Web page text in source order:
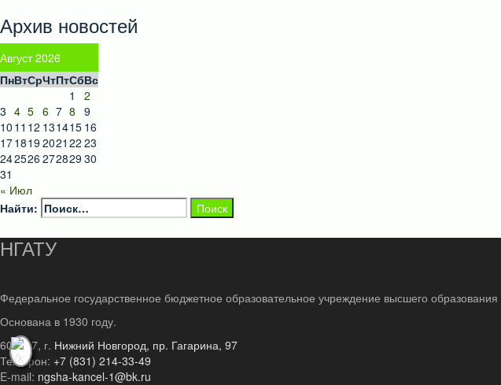
Архив новостей
Август 2026
ПнВтСрЧтПтСбВс
1
2
3 4 5 6 7 8 9
10 11 12 131415 16
171819 2021 22 23
242526 272829 30
31
« Июл
Найти:
НГАТУ
Федеральное государственное бюджетное образовательное учреждение высшего образования
Основана в 1930 году.
603107, г. Нижний Новгород, пр. Гагарина, 97
Телефон: +7 (831) 214-33-49
E-mail: ngsha-kancel-1@bk.ru